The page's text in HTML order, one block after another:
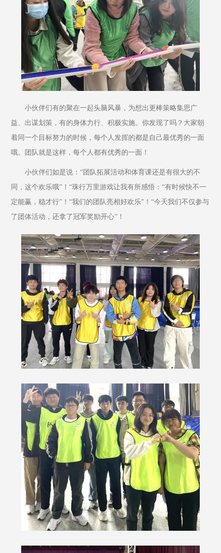
小伙伴们有的聚在一起头脑风暴，为想出更棒策略集思广
益、出谋划策，有的身体力行、积极实施。你发现了吗？大家朝
着同一个目标努力的时候，每个人发挥的都是自己最优秀的一面
哦。团队就是这样，每个人都有优秀的一面！
小伙伴们如是说：“团队拓展活动和体育课还是有很大的不
同，这个欢乐哦”！“珠行万里游戏让我有所感悟：“有时候快不一
定能赢，稳才行”！“我们的团队亮相好欢乐”！“今天我们不仅参与
了团体活动，还拿了冠军奖励开心”！